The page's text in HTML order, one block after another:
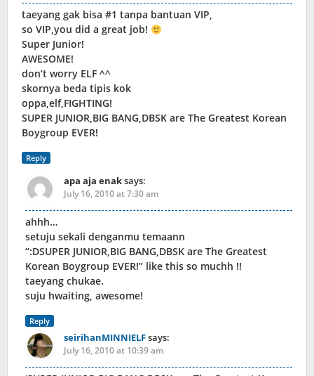
taeyang gak bisa #1 tanpa bantuan VIP,
so VIP,you did a great job!
Super Junior!
AWESOME!
don’t worry ELF ^^
skornya beda tipis kok
oppa,elf,FIGHTING!
SUPER JUNIOR,BIG BANG,DBSK are The Greatest Korean
Boygroup EVER!
Reply
apa aja enaksays:
July 16, 2010 at 7:30 am
ahhh…
setuju sekali denganmu temaann
“:DSUPER JUNIOR,BIG BANG,DBSK are The Greatest
Korean Boygroup EVER!” like this so muchh !!
taeyang chukae.
suju hwaiting, awesome!
Reply
seirihanMINNIELFsays:
July 16, 2010 at 10:39 am